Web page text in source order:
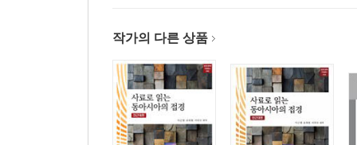
참고문헌
찾아보기
작가의 다른 상품